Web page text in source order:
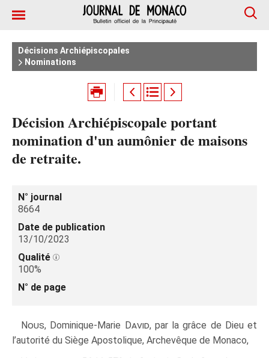
Décisions Archiépiscopales
Nominations
Décision Archiépiscopale portant
nomination d'un aumônier de maisons
de retraite.
N° journal
8664
Date de publication
13/10/2023
Qualité
100%
N° de page
Nous, Dominique-Marie David, par la grâce de Dieu et
l’autorité du Siège Apostolique, Archevêque de Monaco,